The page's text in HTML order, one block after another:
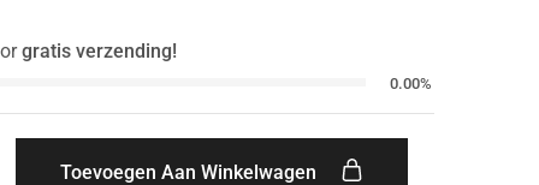
gratis verzending!
0.00%
Toevoegen Aan Winkelwagen